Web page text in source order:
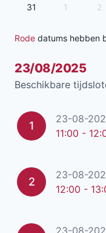
31 1 2
Rode datums hebben
23/08/2025
Beschikbare
1
23-08-
11:00 -
2
23-08-
12:00 -
23-08-